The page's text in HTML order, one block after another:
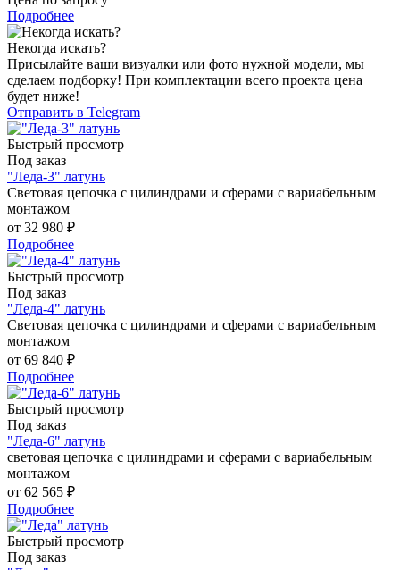
Подробнее
Некогда искать?
Присылайте ваши визуалки или фото нужной модели, мы
сделаем подборку! При комплектации всего проекта цена
будет ниже!
Отправить в Telegram
Быстрый просмотр
Под заказ
"Леда-3" латунь
Световая цепочка с цилиндрами и сферами с вариабельным
монтажом
от 32 980 ₽
Подробнее
Быстрый просмотр
Под заказ
"Леда-4" латунь
Световая цепочка с цилиндрами и сферами с вариабельным
монтажом
от 69 840 ₽
Подробнее
Быстрый просмотр
Под заказ
"Леда-6" латунь
световая цепочка с цилиндрами и сферами с вариабельным
монтажом
от 62 565 ₽
Подробнее
Быстрый просмотр
Под заказ